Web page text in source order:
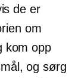
de er
om
kom opp
og sørg